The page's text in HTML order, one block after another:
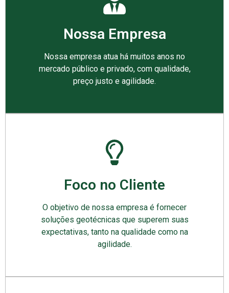
Nossa Empresa
Nossa empresa atua há muitos anos no
mercado público e privado, com qualidade,
preço justo e agilidade.
Foco no Cliente
O objetivo de nossa empresa é fornecer
soluções geotécnicas que superem suas
expectativas, tanto na qualidade como na
agilidade.